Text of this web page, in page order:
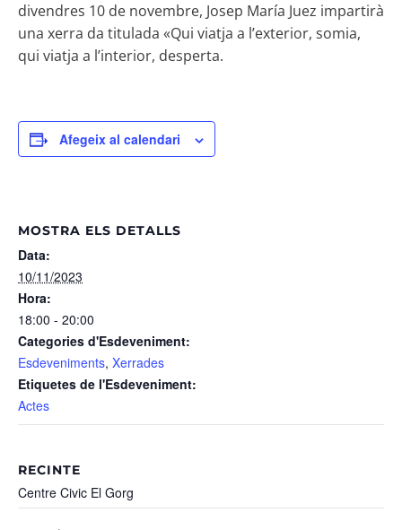
divendres 10 de novembre, Josep María Juez impartirà
una xerra da titulada «Qui viatja a l’exterior, somia,
qui viatja a l’interior, desperta.
Afegeix al calendari
MOSTRA ELS DETALLS
Data:
10/11/2023
Hora:
18:00 - 20:00
Categories d'Esdeveniment:
Esdeveniments, Xerrades
Etiquetes de l'Esdeveniment:
Actes
RECINTE
Centre Civic El Gorg